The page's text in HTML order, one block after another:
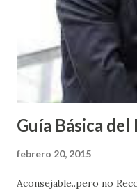
Guía Básica del
febrero 20, 2015
Aconsejable..pero no